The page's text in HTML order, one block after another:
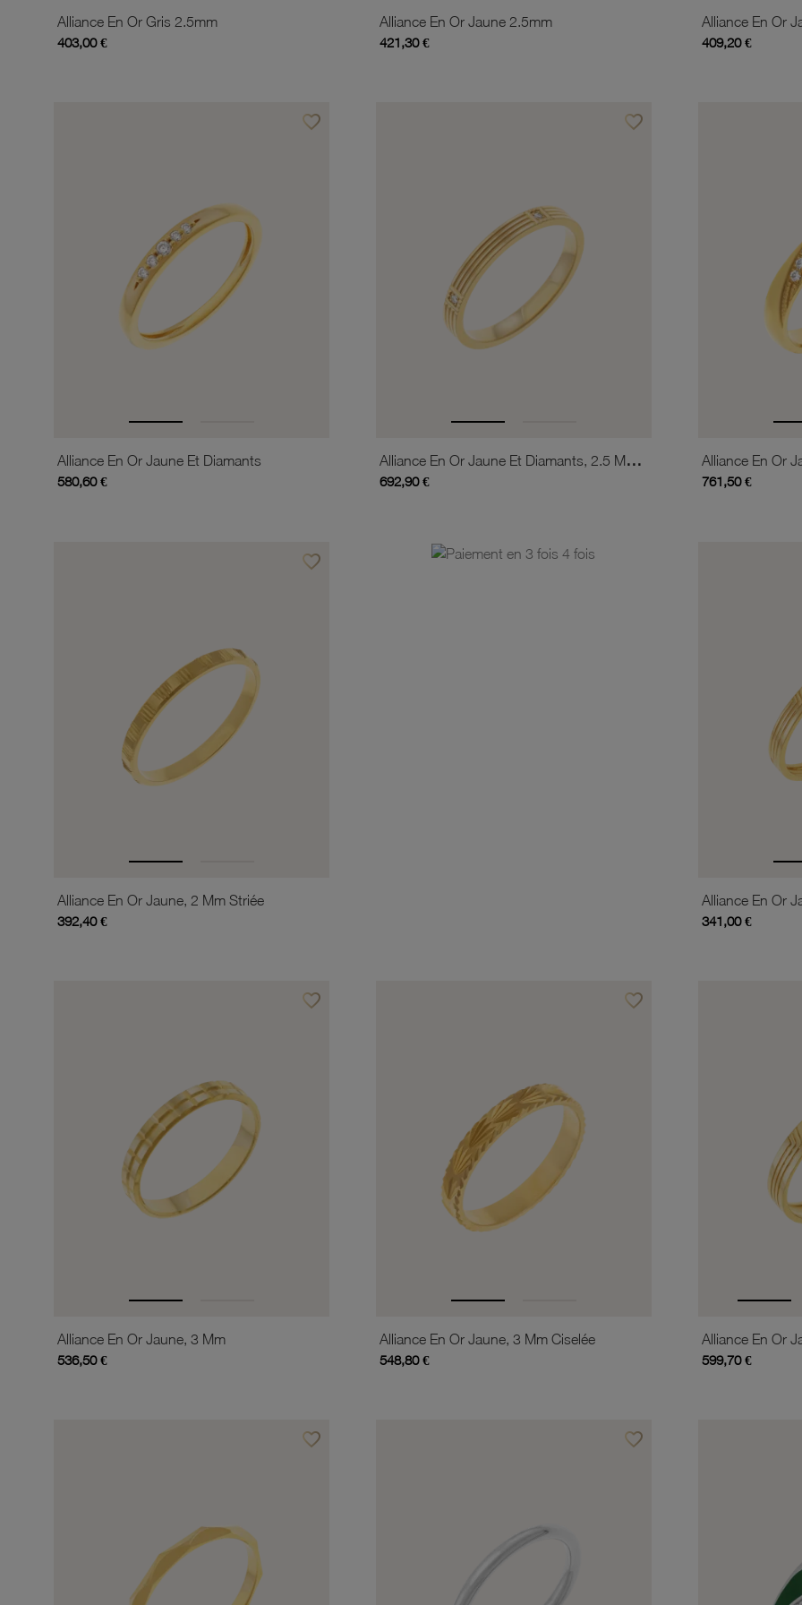
Alliance En Or Gris 2.5mm
403,00 €
Alliance En Or Jaune 2.5mm
421,30 €
Alliance En Or
409,20 €
favorite_borderAjouter à vos favoris
Alliance En Or Jaune Et Diamants
580,60 €
favorite_borderAjouter à vos favoris
Alliance En Or Jaune Et Diamants, 2.5 Mm Art Déco
692,90 € 761,50 €
favorite_borderAjouter à vos favoris
Alliance En Or Jaune, 2 Mm Striée
392,40 €
Alliance En Or
341,00 €
favorite_borderAjouter à vos favoris
Alliance En Or Jaune, 3 Mm
536,50 €
favorite_borderAjouter à vos favoris
Alliance En Or Jaune, 3 Mm Ciselée
548,80 €
Alliance En Or
599,70 €
favorite_borderAjouter à vos favoris favorite_borderAjouter à vos favoris